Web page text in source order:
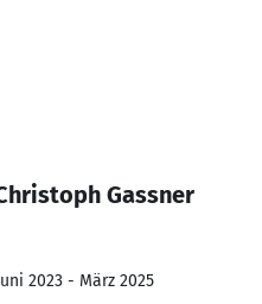
Gassner
2023 - März 2025